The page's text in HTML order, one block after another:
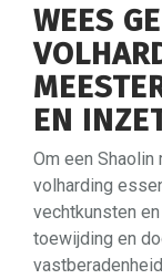
WEES
EN
Om een
volharding
vechtkunsten
toewijding en